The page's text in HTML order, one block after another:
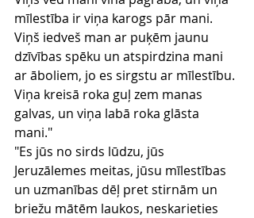
mīlestība ir viņa karogs pār mani.
Viņš iedveš man ar puķēm jaunu
dzīvības spēku un atspirdzina mani
ar āboliem, jo es sirgstu ar mīlestību.
Viņa kreisā roka guļ zem manas
galvas, un viņa labā roka glāsta
mani."
"Es jūs no sirds lūdzu, jūs
Jeruzālemes meitas, jūsu mīlestības
un uzmanības dēļ pret stirnām un
briežu mātēm laukos, neskarieties